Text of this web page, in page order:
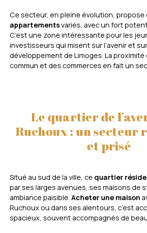
Ce secteur, en pleine évolution, propose
appartementsvariés, avec un fort
C’est une zone intéressante pour les
investisseurs qui misent sur l’avenir et
développement de Limoges. La
commun et des commerces en fait un
Le quartier de
Ruchoux : un secteur
et prisé
Situé au sud de la ville, ce quartier
par ses larges avenues, ses maisons de
ambiance paisible. Acheter une maison
Ruchoux ou dans ses alentours, c’est
spacieux, souvent accompagnés de